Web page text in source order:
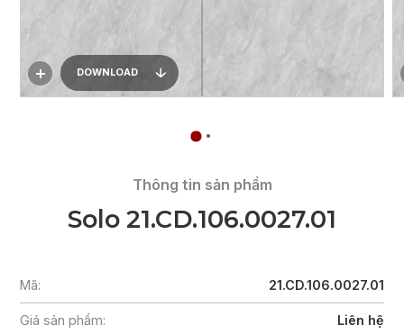
DOWNLOAD
Thông tin sản phẩm
Solo 21.CD.106.0027.01
Mã: 21.CD.106.0027.01
Giá sản phẩm: Liên hệ